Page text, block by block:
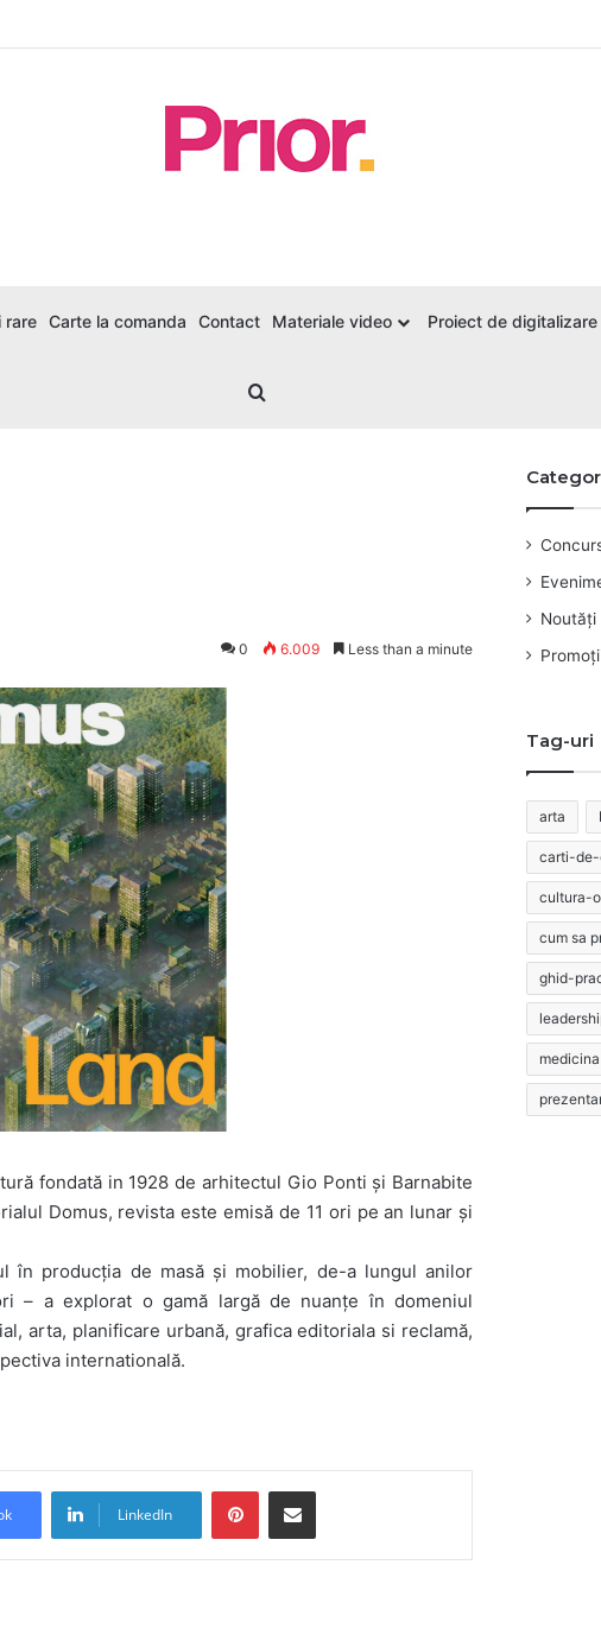
rare Carte la comanda Contact Materiale video Proiect de digitalizare
0 6.009 Less than a minute
fondată in 1928 de arhitectul Gio Ponti și Barnabite
Domus, revista este emisă de 11 ori pe an lunar și
în producția de masă și mobilier, de-a lungul anilor
– a explorat o gamă largă de nuanțe în domeniul
arta, planificare urbană, grafica editoriala si reclamă,
internatională.
LinkedIn
Noutăți
Tag-uri
arta
carti-
cultura-
cum sa
ghid-